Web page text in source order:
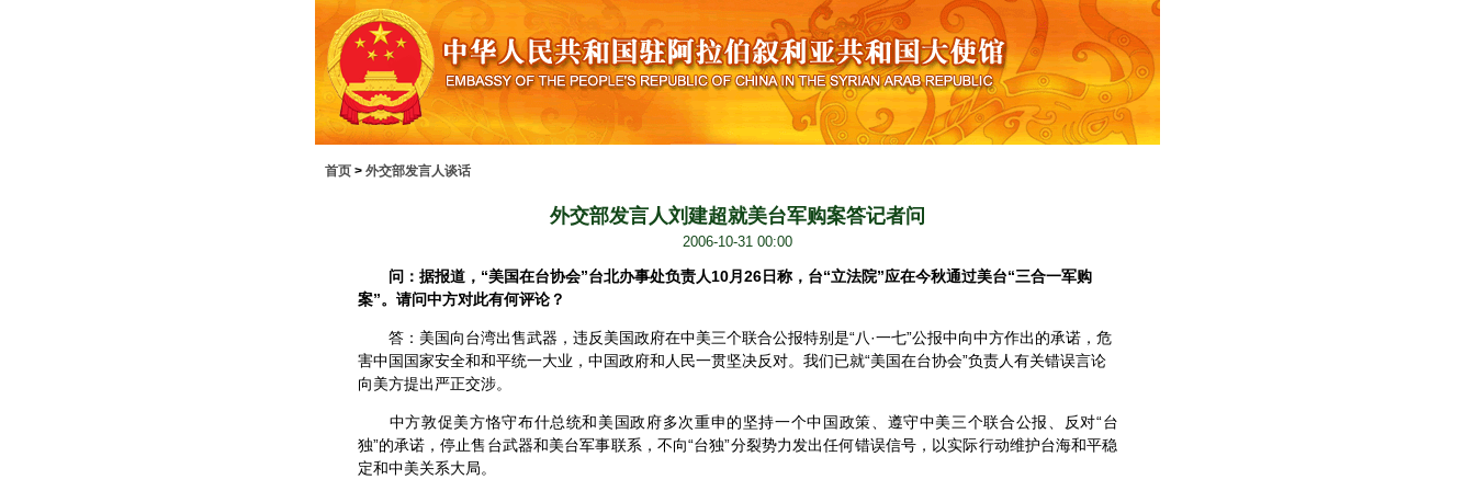
首页 > 外交部发言人谈话
外交部发言人刘建超就美台军购案答记者问
2006-10-31 00:00
问：据报道，“美国在台协会”台北办事处负责人10月26日称，台“立法院”应在今秋通过美台“三合一军购
案”。请问中方对此有何评论？
答：美国向台湾出售武器，违反美国政府在中美三个联合公报特别是“八·一七”公报中向中方作出的承诺，危
害中国国家安全和和平统一大业，中国政府和人民一贯坚决反对。我们已就“美国在台协会”负责人有关错误言论
向美方提出严正交涉。
中方敦促美方恪守布什总统和美国政府多次重申的坚持一个中国政策、遵守中美三个联合公报、反对“台
独”的承诺，停止售台武器和美台军事联系，不向“台独”分裂势力发出任何错误信号，以实际行动维护台海和平稳
定和中美关系大局。